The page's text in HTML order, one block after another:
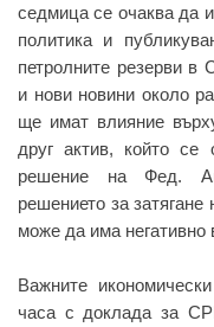
седмица се очаква да
политика и
петролните резерви
и нови новини около
ще имат влияние
друг актив, който се
решение на Фед.
решението за затягане
може да има негативно
Важните
часа с доклада за